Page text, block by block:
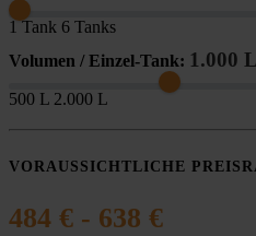
1 Tank 6 Tanks
Volumen / Einzel-Tank: 1.000 L
500 L 2.000 L
VORAUSSICHTLICHE
484 € - 638 €